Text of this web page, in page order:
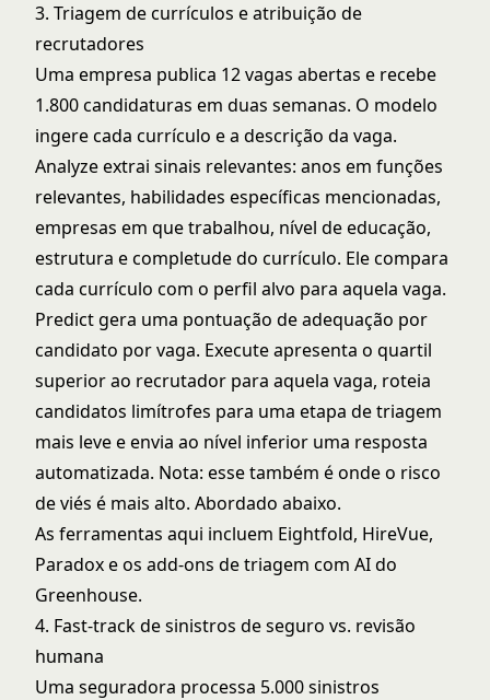
3. Triagem de currículos e atribuição de
recrutadores
Uma empresa publica 12 vagas abertas e recebe
1.800 candidaturas em duas semanas. O modelo
ingere cada currículo e a descrição da vaga.
Analyze extrai sinais relevantes: anos em funções
relevantes, habilidades específicas mencionadas,
empresas em que trabalhou, nível de educação,
estrutura e completude do currículo. Ele compara
cada currículo com o perfil alvo para aquela vaga.
Predict gera uma pontuação de adequação por
candidato por vaga. Execute apresenta o quartil
superior ao recrutador para aquela vaga, roteia
candidatos limítrofes para uma etapa de triagem
mais leve e envia ao nível inferior uma resposta
automatizada. Nota: esse também é onde o risco
de viés é mais alto. Abordado abaixo.
As ferramentas aqui incluem Eightfold, HireVue,
Paradox e os add-ons de triagem com AI do
Greenhouse.
4. Fast-track de sinistros de seguro vs. revisão
humana
Uma seguradora processa 5.000 sinistros